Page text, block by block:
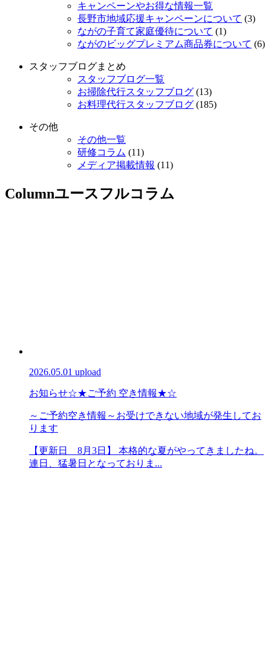
キャンペーンやお得な情報一覧
長野市地域応援キャンペーンについて (3)
ながの子育て家庭優待について (1)
ながのビッグプレミアム商品券について (6)
スタッフブログまとめ
スタッフブログ一覧
お掃除代行スタッフブログ (13)
お料理代行スタッフブログ (185)
その他
その他一覧
研修コラム (11)
メディア掲載情報 (11)
Columnユースフルコラム
2026.05.01 upload
お知らせ☆★ご予約 空き情報★☆
～ご予約空き情報～お受けできない地域が発生してお
ります
【更新日 8月3日】 本格的な夏がやってきましたね。
連日、猛暑日となっておりま...